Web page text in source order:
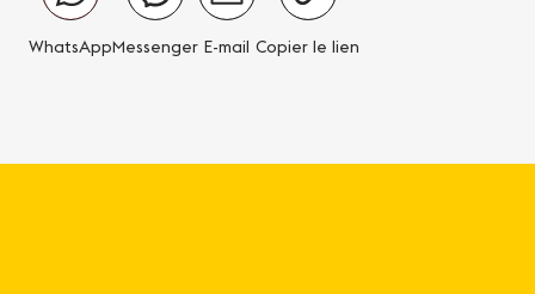
WhatsAppMessenger E-mail Copier le lien